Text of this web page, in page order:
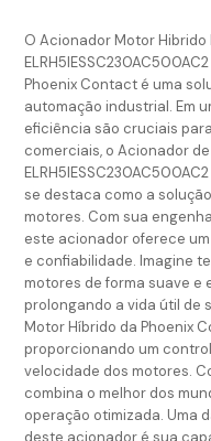
O Acionador Motor
Phoenix Contact é uma
automação industrial. Em
eficiência são cruciais
comerciais, o Acionador
se destaca como a
motores. Com sua
este acionador oferece
e confiabilidade. Imagine
motores de forma suave e
prolongando a vida útil de
Motor Híbrido da Phoenix
proporcionando um
velocidade dos motores.
combina o melhor dos
operação otimizada. Uma
deste acionador é sua